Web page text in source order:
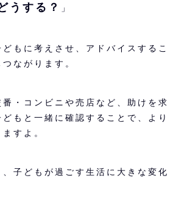
うする？
」
もに考えさせ、アドバイスするこ
ながります。
・コンビニや売店など、助けを求
もと一緒に確認することで、より
すよ。
子どもが過ごす生活に大きな変化